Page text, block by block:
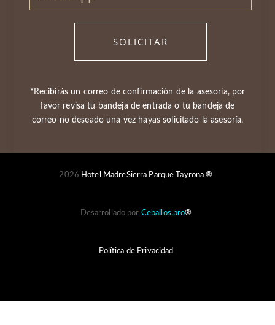
*Recibirás un correo de confirmación de la asesoría, por
favor revisa tu bandeja de entrada o tu bandeja de
correo no deseado una vez hayas solicitado la asesoría.
2026 Hotel MadreSierra Parque Tayrona ®
Desarrollado por Ceballos.pro®
Política de Privacidad